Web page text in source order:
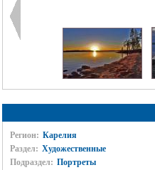
Регион: Карелия
Раздел: Художественные
Подраздел: Портреты